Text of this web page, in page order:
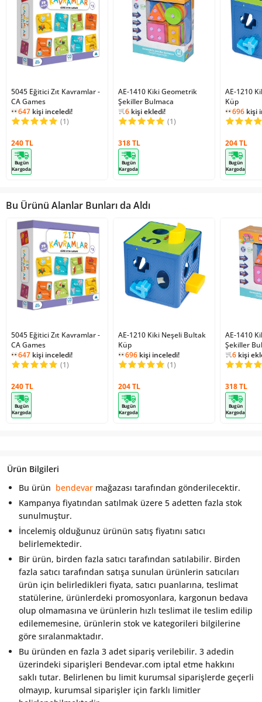
5045 Eğitici Zıt Kavramlar -
CA Games
647 kişi inceledi!
2kişi ekledi! (1)
240 TL
Bugün
Kargoda
AE-1410 Kiki Geometrik
Şekiller Bulmaca
2kişi favoriledi!
1168kişi inceledi!
6 kişi ekledi!
2kişi favoriledi!
(1)
318 TL
Bugün
Kargoda
AE-1210
Küp
696 kişi
204 TL
Bugün
Kargoda
Bu Ürünü Alanlar Bunları da Aldı
5045 Eğitici Zıt Kavramlar -
CA Games
647 kişi inceledi!
2kişi ekledi! (1)
240 TL
Bugün
Kargoda
AE-1210 Kiki Neşeli Bultak
Küp
696 kişi inceledi!
(1)
204 TL
Bugün
Kargoda
AE-1410
Şekiller
2kişi
1168kişi
6 kişi
2kişi
318 TL
Bugün
Kargoda
Ürün Bilgileri
Bu ürün bendevar mağazası tarafından gönderilecektir.
Kampanya fiyatından satılmak üzere 5 adetten fazla stok
sunulmuştur.
İncelemiş olduğunuz ürünün satış fiyatını satıcı
belirlemektedir.
Bir ürün, birden fazla satıcı tarafından satılabilir. Birden
fazla satıcı tarafından satışa sunulan ürünlerin satıcıları
ürün için belirledikleri fiyata, satıcı puanlarına, teslimat
statülerine, ürünlerdeki promosyonlara, kargonun bedava
olup olmamasına ve ürünlerin hızlı teslimat ile teslim edilip
edilememesine, ürünlerin stok ve kategorileri bilgilerine
göre sıralanmaktadır.
Bu üründen en fazla 3 adet sipariş verilebilir. 3 adedin
üzerindeki siparişleri Bendevar.com iptal etme hakkını
saklı tutar. Belirlenen bu limit kurumsal siparişlerde geçerli
olmayıp, kurumsal siparişler için farklı limitler